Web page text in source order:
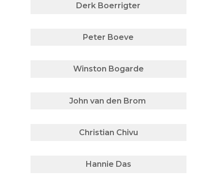
Derk Boerrigter
Peter Boeve
Winston Bogarde
John van den Brom
Christian Chivu
Hannie Das